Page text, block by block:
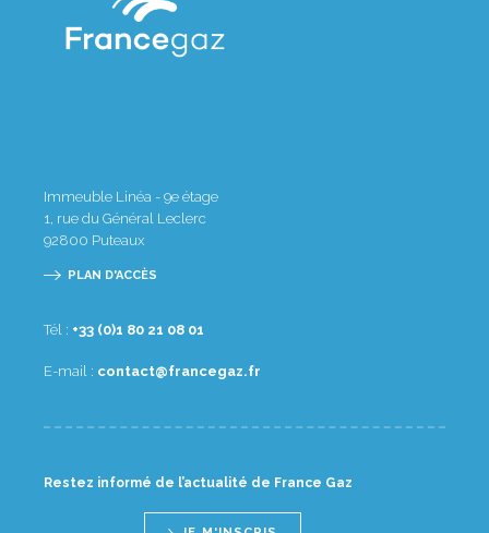
Immeuble Linéa - 9e étage
1, rue du Général Leclerc
92800 Puteaux
PLAN D'ACCÈS
Tél : 10 80 12 08 1(0) 33+
E-mail : rf.zagecnarf@tcatnoc
Restez informé de l’actualité de France Gaz